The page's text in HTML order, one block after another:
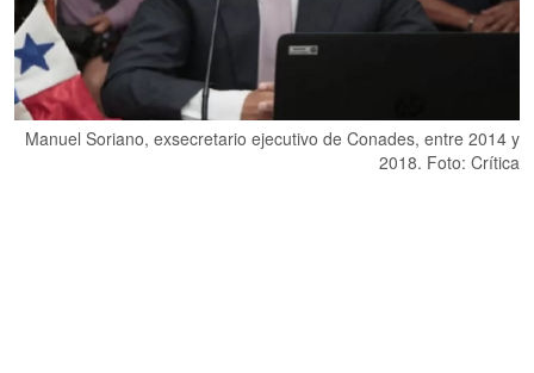
Manuel Soriano, exsecretario ejecutivo de Conades, entre 2014 y
2018. Foto: Crítica